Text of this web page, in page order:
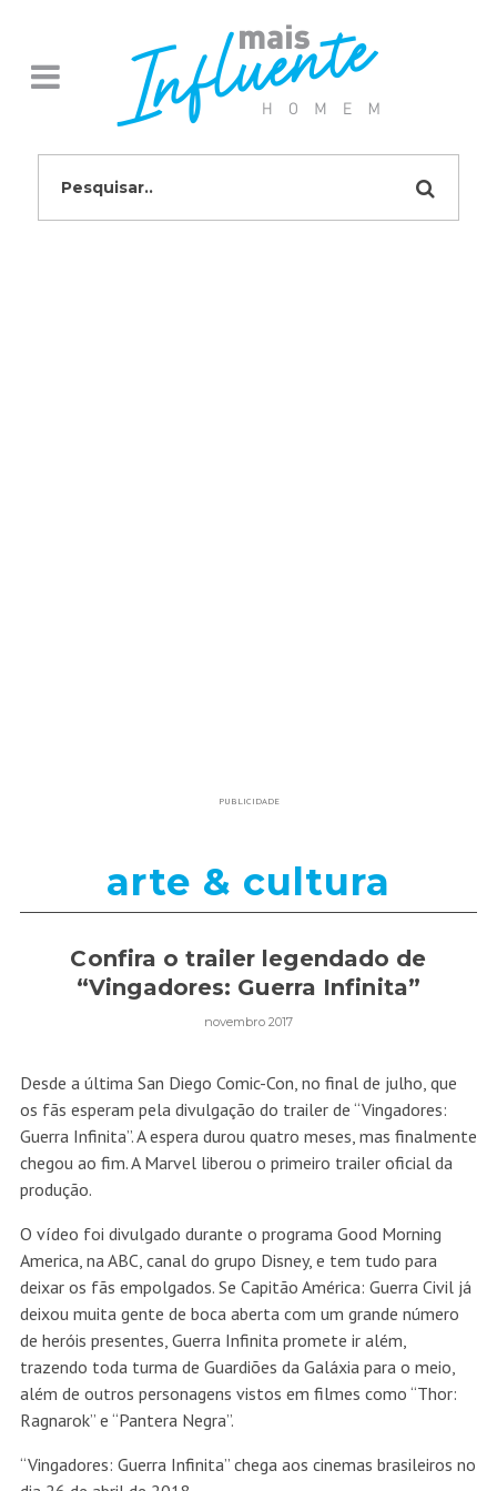
PUBLICIDADE
arte & cultura
Confira o trailer legendado de
“Vingadores: Guerra Infinita”
novembro 2017
Desde a última San Diego Comic-Con, no final de julho, que
os fãs esperam pela divulgação do trailer de “Vingadores:
Guerra Infinita”. A espera durou quatro meses, mas finalmente
chegou ao fim. A Marvel liberou o primeiro trailer oficial da
produção.
O vídeo foi divulgado durante o programa Good Morning
America, na ABC, canal do grupo Disney, e tem tudo para
deixar os fãs empolgados. Se Capitão América: Guerra Civil já
deixou muita gente de boca aberta com um grande número
de heróis presentes, Guerra Infinita promete ir além,
trazendo toda turma de Guardiões da Galáxia para o meio,
além de outros personagens vistos em filmes como “Thor:
Ragnarok” e “Pantera Negra”.
“Vingadores: Guerra Infinita” chega aos cinemas brasileiros no